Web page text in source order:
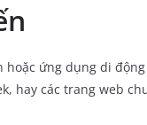
ứng dụng di
hay các trang web